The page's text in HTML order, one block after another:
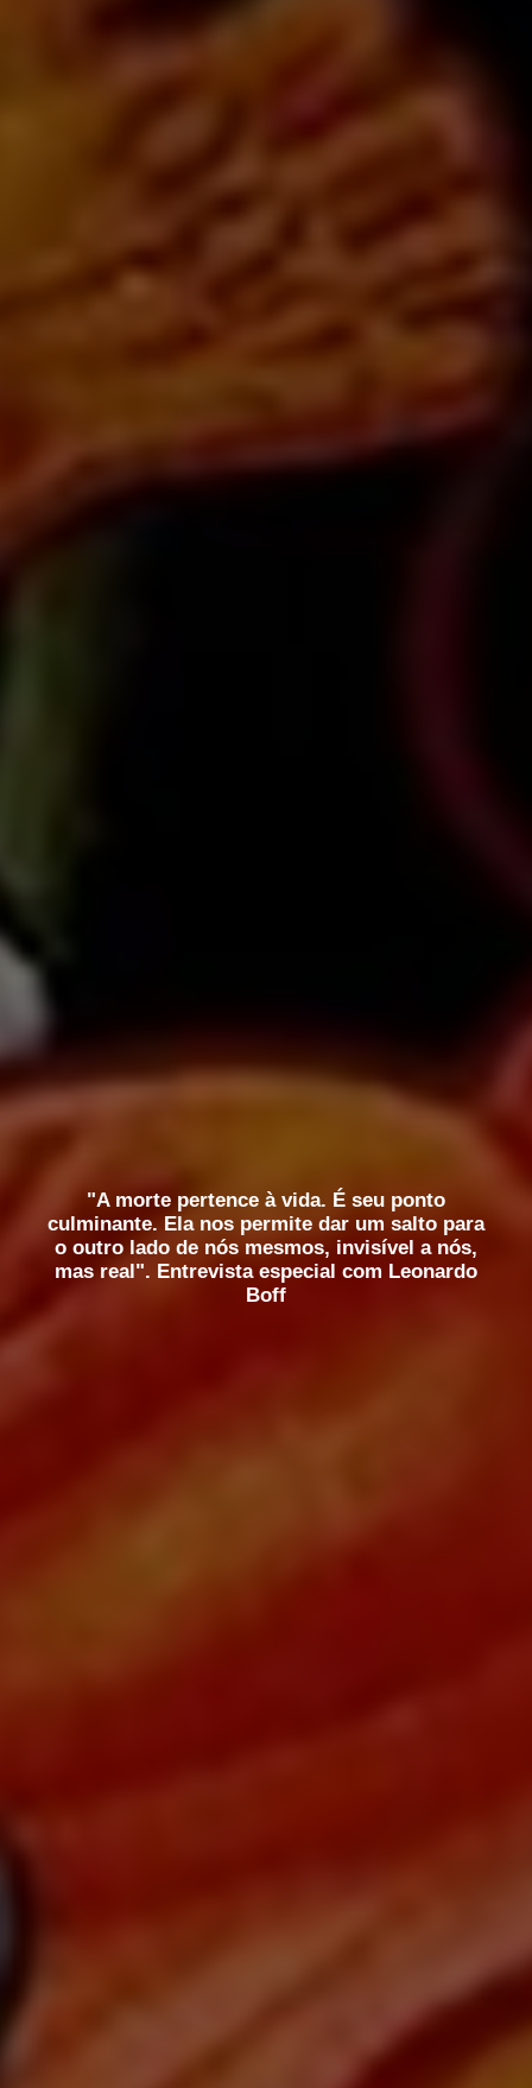
"A morte pertence à vida. É seu ponto
culminante. Ela nos permite dar um salto para
o outro lado de nós mesmos, invisível a nós,
mas real". Entrevista especial com Leonardo
Boff